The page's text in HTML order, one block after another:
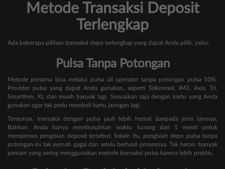
Metode Transaksi Deposit
Terlengkap
Ada beberapa pilihan transaksi depo terlengkap yang dapat Anda pilih, yaitu:
Pulsa Tanpa Potongan
Metode pertama bisa melalui pulsa all operator tanpa potongan pulsa 10%.
Provider pulsa yang dapat Anda gunakan, seperti Telkomsel, IM3, Axis, Tri,
Smartfren, XL dan masih banyak lagi. Sesuaikan saja dengan kartu yang Anda
gunakan agar tak perlu membeli kartu jaringan lagi.
Tentunya, transaksi dengan pulsa jauh lebih hemat daripada jenis lainnya.
Bahkan, Anda hanya membutuhkan waktu kurang dari 1 menit untuk
memproses pengisian deposit tersebut. Selain itu, pengisian depo pulsa tanpa
potongan ini tak pernah gagal dan selalu berhasil prosesnya. Tak heran, banyak
pemain yang sering menggunakan metode transaksi pulsa karena lebih praktis.